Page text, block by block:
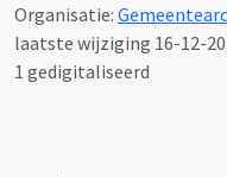
Organisatie:
laatste wijziging 16-12-
1 gedigitaliseerd